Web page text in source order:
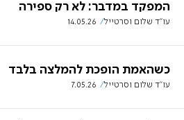
המפקד במדבר: לא רק ספירה
עו"ד שלום וסרטייל 14.05.26
כשהאמת הופכת להמלצה בלבד
עו"ד שלום וסרטייל 7.05.26